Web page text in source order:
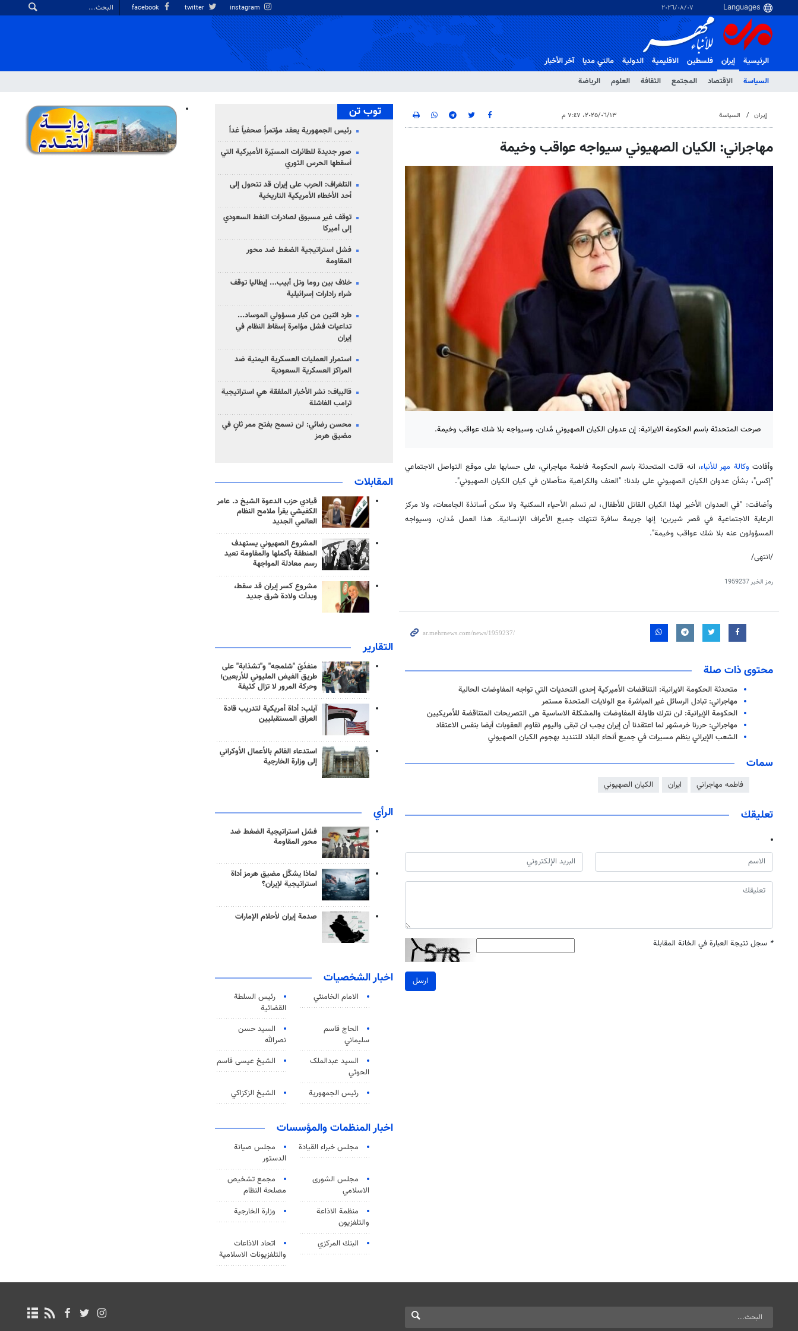
٠٧‏/٠٨‏/٢٠٢٦
الرئيسية
إيران
السياسة
الإقتصاد المجتمع الثقافة العلوم الرياضة
فلسطین الاقلیمیة الدولية مالتي مدیا آخر الأخبار
إيران السياسة ١٣‏/٠٦‏/٢٠٢٥، ٧:٤٧ م
مهاجراني: الكيان الصهيوني سيواجه عواقب وخيمة
صرحت المتحدثة باسم الحكومة الايرانية: إن عدوان الكيان الصهيوني مُدان، وسيواجه بلا شك عواقب وخيمة.
وأفادت وكالة مهر للأنباء، انه قالت المتحدثة باسم الحكومة فاطمة مهاجراني، على حسابها على موقع التواصل الاجتماعي
"إكس"، بشأن عدوان الكيان الصهيوني على بلدنا: "العنف والكراهية متأصلان في كيان الكيان الصهيوني".
وأضافت: "في العدوان الأخير لهذا الكيان القاتل للأطفال، لم تسلم الأحياء السكنية ولا سكن أساتذة الجامعات، ولا مركز
الرعاية الاجتماعية في قصر شيرين؛ إنها جريمة سافرة تنتهك جميع الأعراف الإنسانية. هذا العمل مُدان، وسيواجه
المسؤولون عنه بلا شك عواقب وخيمة".
/انتهى/
رمز الخبر1959237
محتوى ذات صلة
متحدثة الحكومة الايرانية: التناقضات الأميركية إحدى التحديات التي تواجه المفاوضات الحالية
مهاجراني: تبادل الرسائل غير المباشرة مع الولايات المتحدة مستمر
الحكومة الإيرانية: لن نترك طاولة المفاوضات والمشكلة الاساسية هى التصريحات المتناقضة للأمريكيين
مهاجراني: حررنا خرمشهر لما اعتقدنا أن إيران يجب ان تبقى واليوم نقاوم العقوبات أيضا بنفس الاعتقاد
الشعب الإيراني ينظم مسیرات في جميع أنحاء البلاد للتنديد بهجوم الکیان الصهيوني
سمات
فاطمه مهاجراني ايران الكيان الصهيوني
تعليقك
* سجل نتيجة العبارة في الخانة المقابلة
ارسل
توب تن
رئيس الجمهورية يعقد مؤتمراً صحفياً غداً
صور جديدة للطائرات المسيّرة الأميركية التي
أسقطها الحرس الثوري
التلغراف: الحرب على إيران قد تتحول إلى
أحد الأخطاء الأمريكية التاريخية
توقف غير مسبوق لصادرات النفط السعودي
إلى أميركا
فشل استراتيجية الضغط ضد محور
المقاومة
خلاف بين روما وتل أبيب... إيطاليا توقف
شراء رادارات إسرائيلية
طرد اثنين من كبار مسؤولي الموساد...
تداعيات فشل مؤامرة إسقاط النظام في
إيران
استمرار العمليات العسكرية اليمنية ضد
المراكز العسكرية السعودية
قاليباف: نشر الأخبار الملفقة هي استراتيجية
ترامب الفاشلة
محسن رضائي: لن نسمح بفتح ممر ثانٍ في
مضيق هرمز
المقابلات
قيادي حزب الدعوة الشيخ د. عامر
الكفيشي يقرأ ملامح النظام
العالمي الجديد
المشروع الصهيوني يستهدف
المنطقة بأكملها والمقاومة تعيد
رسم معادلة المواجهة
مشروع كسر إيران قد سقط،
وبدأت ولادة شرق جديد
التقارير
منفذَيّ "شلمجه" و"تشذابة" على
طريق الفيض المليوني للأربعين؛
وحركة المرور لا تزال كثيفة
آيلب: أداة أمريكية لتدريب قادة
العراق المستقبليين
استدعاء القائم بالأعمال الأوكراني
إلى وزارة الخارجية
الرأي
فشل استراتيجية الضغط ضد
محور المقاومة
لماذا يشكّل مضيق هرمز أداة
استراتيجية لإيران؟
صدمة إيران لأحلام الإمارات
اخبار الشخصيات
الامام الخامنئي
رئیس السلطة
القضائیة
الحاج قاسم
سليماني
السيد حسن
نصرالله
السید عبدالملک
الحوثي
الشيخ عيسى قاسم
رئيس الجمهورية الشيخ الزكزاكي
اخبار المنظمات والمؤسسات
مجلس خبراء القيادة
مجلس صيانة
الدستور
مجلس الشورى
الاسلامي
مجمع تشخيص
مصلحة النظام
منظمة الاذاعة
والتلفزیون
وزارة الخارجية
البنك المركزي
اتحاد الاذاعات
والتلفزيونات الاسلامية